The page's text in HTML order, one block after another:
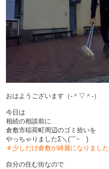
おはようございます（‐＾▽＾‐）
今日は
相続の相談前に
倉敷市稲荷町周辺のゴミ拾いを
やっちゃりましたΣ＼(￣ｰ￣)
＃少しだけ倉敷が綺麗になりました
自分の住む街なので